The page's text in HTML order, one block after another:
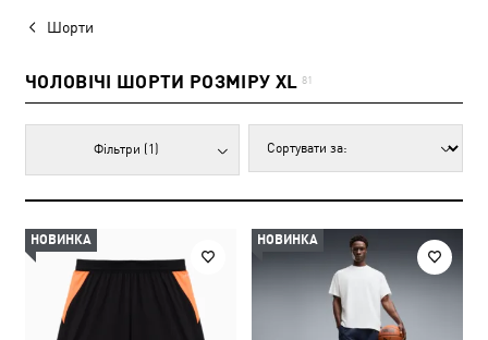
Шорти
ЧОЛОВІЧІ ШОРТИ РОЗМІРУ XL 81
Фільтри (1)
НОВИНКА НОВИНКА